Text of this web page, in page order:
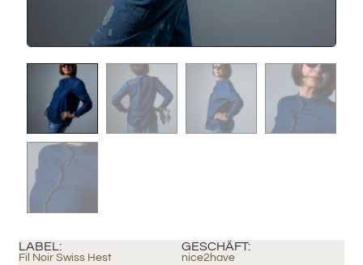
LABEL: GESCHÄFT:
Fil Noir Swiss Hest nice2have